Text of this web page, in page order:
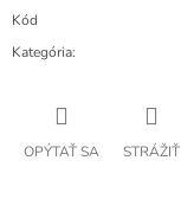
Kód
Kategória:
OPÝTAŤ SA STRÁŽIŤ